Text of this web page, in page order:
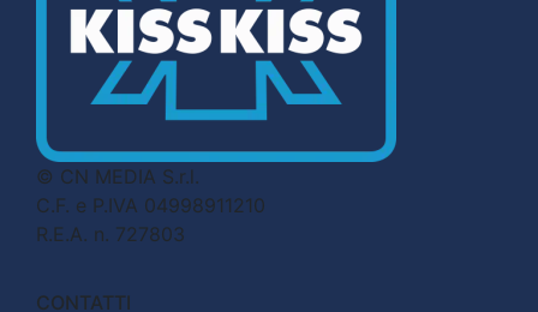
© CN MEDIA S.r.l.
C.F. e P.IVA 04998911210
R.E.A. n. 727803
CONTATTI